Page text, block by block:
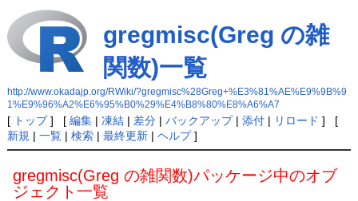
gregmisc(Greg の雑
関数)一覧
http://www.okadajp.org/RWiki/?gregmisc%28Greg+%E3%81%AE%E9%9B%9
1%E9%96%A2%E6%95%B0%29%E4%B8%80%E8%A6%A7
[ トップ] [ 編集| 凍結| 差分| バックアップ| 添付| リロード ] [
新規 | 一覧| 検索| 最終更新| ヘルプ]
gregmisc(Greg の雑関数)パッケージ中のオブ
ジェクト一覧